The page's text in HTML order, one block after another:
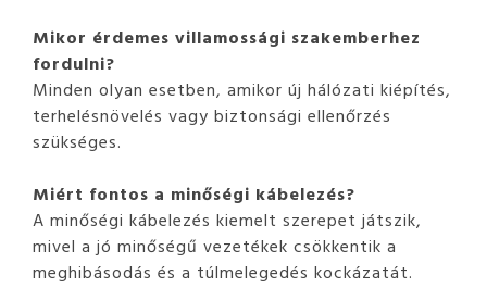
Mikor érdemes villamossági szakemberhez
fordulni?
Minden olyan esetben, amikor új hálózati kiépítés,
terhelésnövelés vagy biztonsági ellenőrzés
szükséges.
Miért fontos a minőségi kábelezés?
A minőségi kábelezés kiemelt szerepet játszik,
mivel a jó minőségű vezetékek csökkentik a
meghibásodás és a túlmelegedés kockázatát.